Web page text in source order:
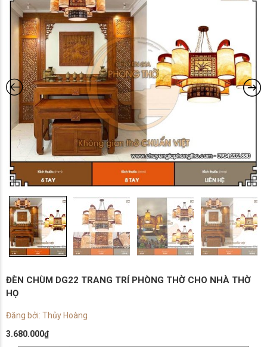
ĐÈN CHÙM DG22 TRANG TRÍ PHÒNG THỜ CHO NHÀ THỜ
HỌ
Đăng bởi: Thủy Hoàng
3.680.000₫